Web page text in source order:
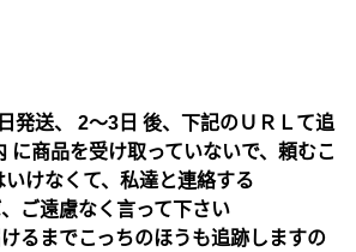
発送、 2～3日 後、下記のＵＲＬて追
に商品を受け取っていないで、頼むこ
けなくて、私達と連絡する
、ご遠慮なく言って下さい
るまでこっちのほうも追跡しますの